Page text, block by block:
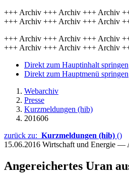
+++ Archiv +++ Archiv +++ Archiv
+++ Archiv +++ Archiv +++ Archiv
+++ Archiv +++ Archiv +++ Archiv
+++ Archiv +++ Archiv +++ Archiv
Direkt zum Hauptinhalt springen
Direkt zum Hauptmenü springen
Webarchiv
Presse
Kurzmeldungen (hib)
201606
zurück zu: Kurzmeldungen (hib) ()
15.06.2016 Wirtschaft und Energie
Angereichertes Uran